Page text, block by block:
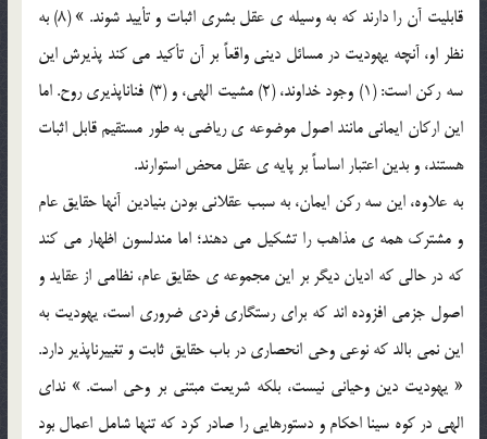
قابليت آن را دارند كه به وسيله ي عقل بشري اثبات و تأييد شوند. » (8) به
نظر او، آنچه يهوديت در مسائل ديني واقعاً‌ بر آن تأكيد مي كند پذيرش اين
سه ركن است: (1) وجود خداوند، (2) مشيت الهي، و (3) فناناپذيري روح. اما
اين اركان ايماني مانند اصول موضوعه ي رياضي به طور مستقيم قابل اثبات
هستند، و بدين اعتبار اساساً بر پايه ي عقل محض استوارند.
به علاوه، اين سه ركن ايمان، به سبب عقلاني بودن بنيادين آنها حقايق عام
و مشترك همه ي مذاهب را تشكيل مي دهند؛ اما مندلسون اظهار مي كند
كه در حالي كه اديان ديگر بر اين مجموعه ي حقايق عام، نظامي از عقايد و
اصول جزمي افزوده اند كه براي رستگاري فردي ضروري است، يهوديت به
اين نمي بالد كه نوعي وحي انحصاري در باب حقايق ثابت و تغييرناپذير دارد.
« يهوديت دين وحياني نيست، بلكه شريعت مبتني بر وحي است. » نداي
الهي در كوه سينا احكام و دستورهايي را صادر كرد كه تنها شامل اعمال بود